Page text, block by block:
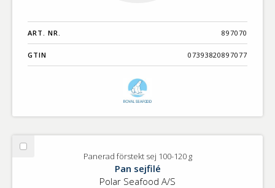
ART. NR. 897070
GTIN 07393820897077
Välj
Panerad förstekt sej 100-120 g
Pan sejfilé
Polar Seafood A/S